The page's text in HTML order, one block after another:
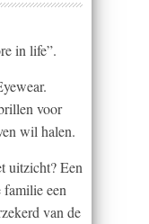
in life”.
voor
wil halen.
uitzicht? Een
een
van de